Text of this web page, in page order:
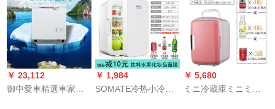
￥ 23,112
御中愛車精選車家兼
￥ 1,984
SOMATE冷热小冷蔵
￥ 5,680
ミニ冷蔵庫ミニミニ